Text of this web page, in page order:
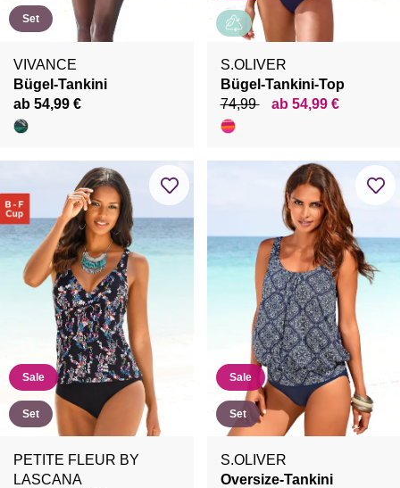
Set
VIVANCE
Bügel-Tankini
ab 54,99 €
S.OLIVER
Bügel-Tankini-Top
74,99
ab 54,99 €
Sale
Set
PETITE FLEUR BY
LASCANA
Sale
Set
S.OLIVER
Oversize-Tankini